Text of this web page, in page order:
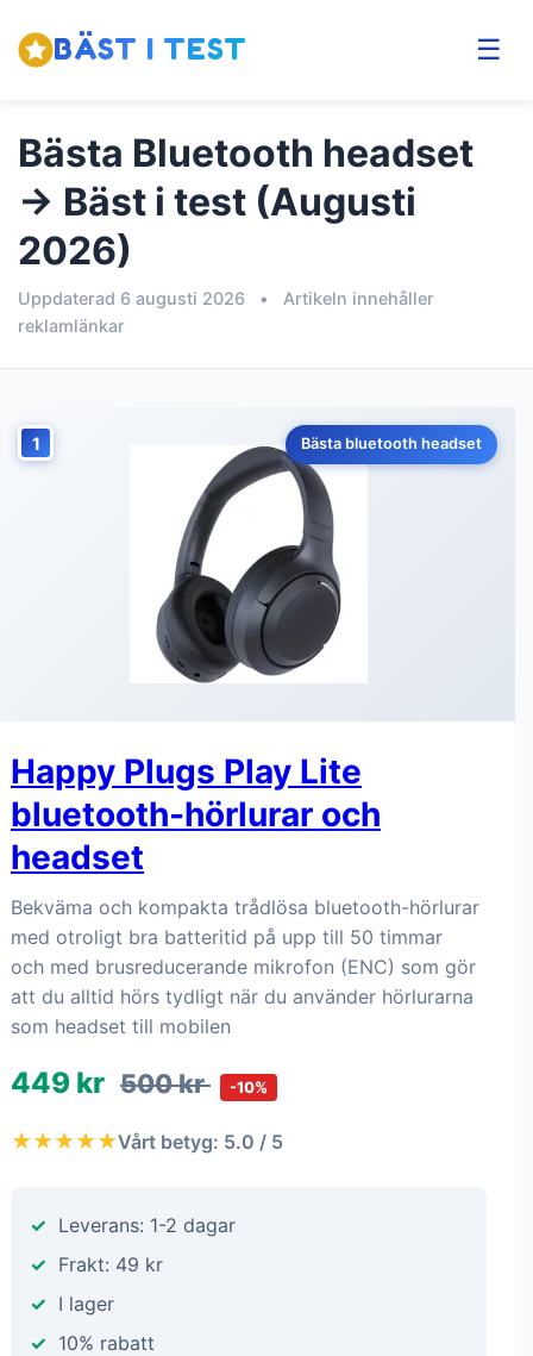
BÄST I TEST ☰
Bästa Bluetooth headset
→ Bäst i test (Augusti
2026)
Uppdaterad 6 augusti 2026 •
Artikeln innehåller
reklamlänkar
1 Bästa bluetooth headset
Happy Plugs Play Lite
bluetooth-hörlurar och
headset
Bekväma och kompakta trådlösa bluetooth-hörlurar
med otroligt bra batteritid på upp till 50 timmar
och med brusreducerande mikrofon (ENC) som gör
att du alltid hörs tydligt när du använder hörlurarna
som headset till mobilen
449 kr 500 kr -10%
★★★★★Vårt betyg: 5.0 / 5
Leverans: 1-2 dagar
Frakt: 49 kr
I lager
10% rabatt